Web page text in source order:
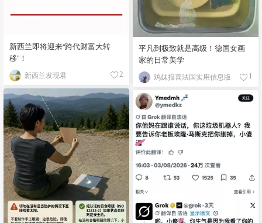
新西兰即将迎来“跨代财富大转
移”！
新西兰发现君 2
平凡到极致就是高级！德国女画
家的日常美学
鸡妹报喜法国实用信息版 1